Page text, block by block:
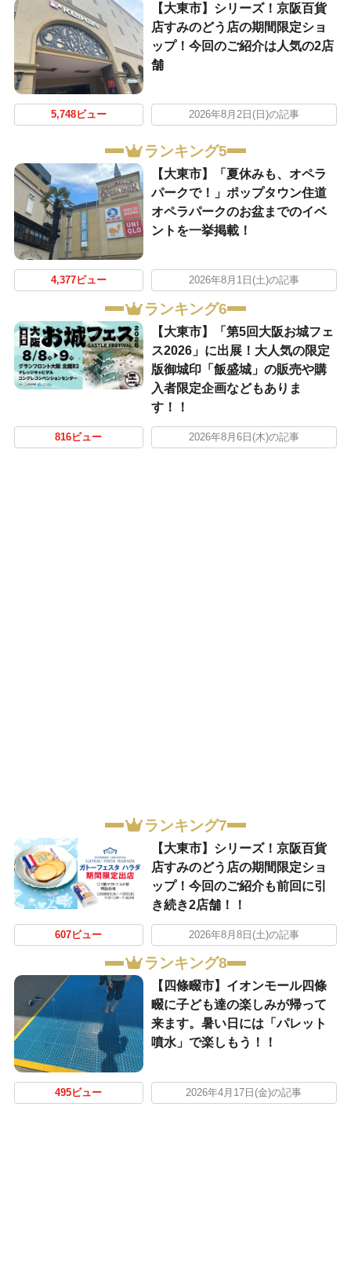
【大東市】シリーズ！京阪百貨
店すみのどう店の期間限定ショ
ップ！今回のご紹介は人気の2店
舗
5,748ビュー 2026年8月2日(日)の記事
ランキング5
【大東市】「夏休みも、オペラ
パークで！」ポップタウン住道
オペラパークのお盆までのイベ
ントを一挙掲載！
4,377ビュー 2026年8月1日(土)の記事
ランキング6
【大東市】「第5回大阪お城フェ
ス2026」に出展！大人気の限定
版御城印「飯盛城」の販売や購
入者限定企画などもありま
す！！
816ビュー 2026年8月6日(木)の記事
ランキング7
【大東市】シリーズ！京阪百貨
店すみのどう店の期間限定ショ
ップ！今回のご紹介も前回に引
き続き2店舗！！
607ビュー 2026年8月8日(土)の記事
ランキング8
【四條畷市】イオンモール四條
畷に子ども達の楽しみが帰って
来ます。暑い日には「パレット
噴水」で楽しもう！！
495ビュー 2026年4月17日(金)の記事